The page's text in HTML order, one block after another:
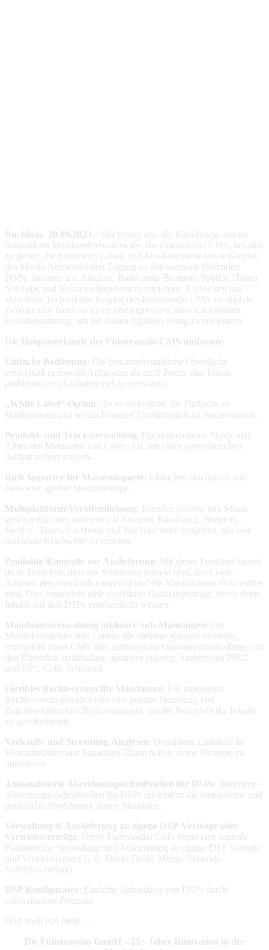
Buchholz, 20.09.2023 – Wir freuen uns, die Einführung unserer
innovativen Musikvertriebssoftware, das Futureaudio CMS, bekannt
zu geben, die Künstlern, Labels und Musikvertriebe sowie Kunden
des Merlin Netzwerks den Zugang zu den weltweit führenden
DSPs, darunter u.a. Amazon, Bandcamp, Beatport, Spotify, iTunes,
YouTube und Vertriebsdienstleistern erleichtert. Entwickelt mit
aktuellster Technologie fungiert das Futureaudio CMS als digitale
Zentrale und bietet dir einen umfangreichen, stets wachsenden
Funktionsumfang, um dir deinen digitalen Alltag zu erleichtern.
Die Hauptmerkmale des Futureaudio CMS umfassen:
Einfache Bedienung : Die benutzerfreundliche Oberfläche
ermöglicht es sowohl Anfängern als auch Profis, ihre Musik
problemlos hochzuladen und zu verwalten.
„White Label“-Option
: die es ermöglicht, die Plattform zu
konfigurieren und so das Firmen-CI bestmöglich zu repräsentieren.
Produkt- und Track-verwaltung : Optimieren deine Musik und
Alben mit Metadaten und Cover-Art, um einen professionellen
Auftritt sicherzustellen.
Bulk Importer für Massenimporte : Einfaches Hochladen und
Verwalten großer Musikkataloge.
Multiplattform-Veröffentlichung : Künstler können ihre Musik
gleichzeitig unter anderem auf Amazon, Bandcamp, Beatport,
Spotify, iTunes, Facebook und YouTube veröffentlichen, um eine
maximale Reichweite zu erzielen.
Produkte-Kontrolle vor Auslieferung : Mit dieser Funktion kannst
du sicherstellen, dass alle Metadaten korrekt sind, das Cover-
Artwork den Standards entspricht und die Musikdateien einwandfrei
sind. Dies ermöglicht eine sorgfältige Qualitätsprüfung, bevor deine
Inhalte auf den DSPs veröffentlicht werden.
Mandantenverwaltung inklusive Sub-Mandanten
: Für
Musikdienstleister und Labels, die mehrere Kunden vertreten,
ermöglicht unser CMS eine reibungslose Mandantenverwaltung, um
den Überblick zu behalten, inklusive eigenen, hinterlegten ISRC
und UPC Code Schlüssel.
Flexibles Rechtesystem für Mandanten
: Ein integriertes
Rechtesystem gewährleistet eine genaue Steuerung von
Zugriffsrechten und Berechtigungen, um die Sicherheit der Inhalte
zu gewährleisten.
Verkaufs- und Streaming-Analysen
: Detaillierte Einblicke in
Verkaufszahlen und Streaming-Daten helfen, deine Strategie zu
optimieren.
Automatisierte Abrechnungsschnittstellen für DSPs : Integrierte
Abrechnungsschnittstellen für DSPs erleichtern die transparente und
pünktliche Abrechnung deiner Mandaten.
Verwaltung & Auslieferung an eigene DSP-Verträge oder
Vertriebsverträge : Unser Futureaudio CMS bietet eine zentrale
Plattform zur Verwaltung und Auslieferung an eigene DSP Verträge
und Vertriebspartner (z.B. Direkt Deals, Merlin Network,
Vertriebsverträge)
DSP Konfigurator
: Einfache Anbindung von DSPs durch
automatisierte Prozesse
Und noch viel mehr ….
Die Futureaudio GmbH – 25+ Jahre Innovation in der